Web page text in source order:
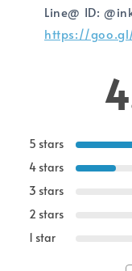
Line@ ID:
https://
5 stars
4 stars
3 stars
2 stars
1 star